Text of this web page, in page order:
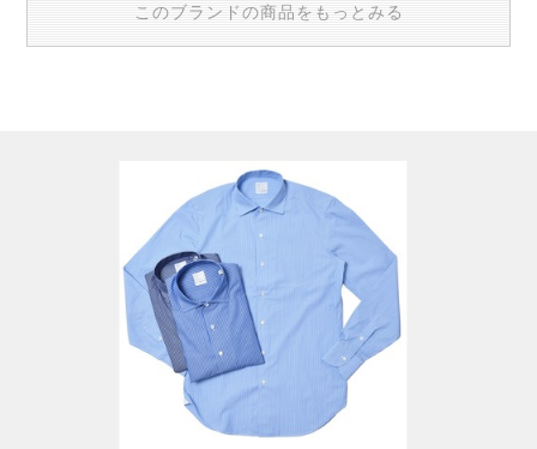
このブランドの商品をもっとみる